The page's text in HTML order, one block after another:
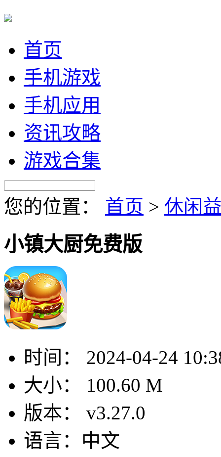
首页
手机游戏
手机应用
资讯攻略
游戏合集
您的位置： 首页 > 休闲
小镇大厨免费版
时间：
2024-04-24
大小：
100.60 M
版本：
v3.27.0
语言： 中文